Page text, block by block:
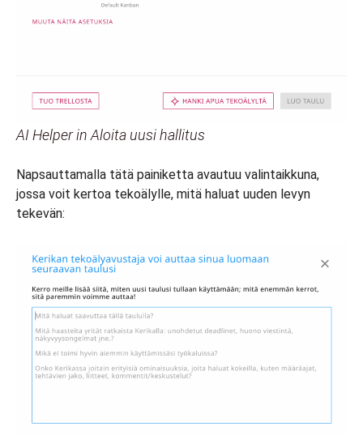
AI Helper in Aloita uusi hallitus
Napsauttamalla tätä painiketta avautuu valintaikkuna,
jossa voit kertoa tekoälylle, mitä haluat uuden levyn
tekevän: